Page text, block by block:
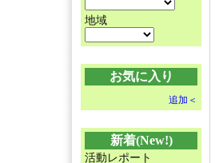
地域
お気に入り
追加＜
新着(New!)
活動レポート